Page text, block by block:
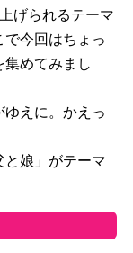
げられるテーマ
今回はちょっ
集めてみまし
ゆえに。かえっ
と娘」がテーマ